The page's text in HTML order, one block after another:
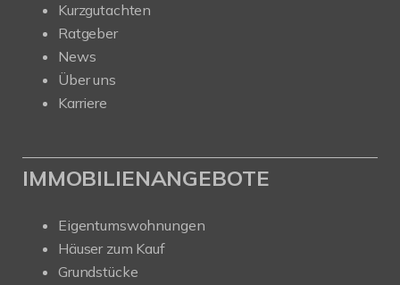
Kurzgutachten
Ratgeber
News
Über uns
Karriere
IMMOBILIENANGEBOTE
Eigentumswohnungen
Häuser zum Kauf
Grundstücke